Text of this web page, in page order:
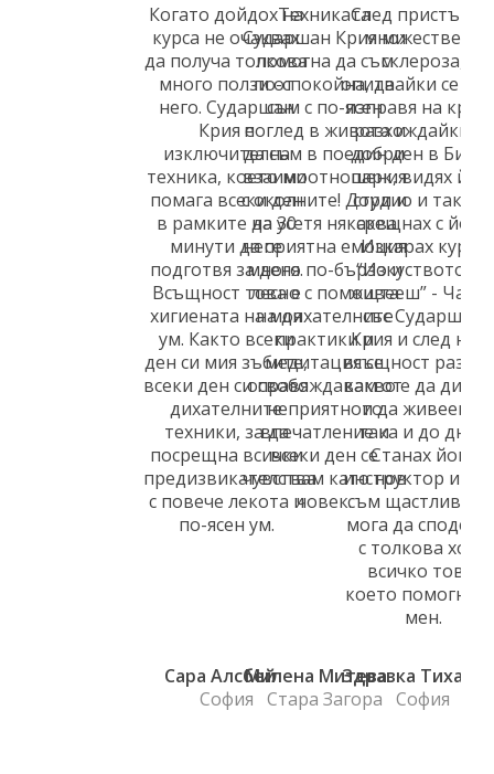
Когато дойдох на
курса не очаквах
да получа толкова
много ползи от
него. Сударшан
Крия е
изключителна
техника, което ми
помага всеки ден
в рамките на 30
минути да се
подготвя за деня.
Всъщност това е
хигиената на моя
ум. Както всеки
ден си мия зъбите,
всеки ден си правя
дихателните
техники, за да
посрещна всички
предизвикателства
с повече лекота и
по-ясен ум.
Сара Алсбей
София
Техниката
Сударшан Крия ми
помогна да съм
по-спокойна, да
съм с по-ясен
поглед в живота и
да съм в по-добри
взаимоотношения
с околните! Дори и
да усетя някаква
неприятна емоция
много по-бързо и
лесно с помощта
на дихателните
практики и
медитация се
освобождавам от
неприятното
впечатление и
всеки ден се
чувствам като нов
човек.
Милена Митева
Стара Загора
След пристъп
множествена
склероза,
опитвайки се да
изправя на
разхождайки се
един ден в
парк, видях
студио и така се
срещнах с йога.
Изкарах курса
“Изкуството да
живееш” - Част
със Сударшан
Крия и след
всъщност
какво е да
и да живееш -
така и до днес.
Станах йога
инструктор и
съм щастлива,
мога да
с толкова хора
всичко това,
което помогна
мен.
Здравка
София